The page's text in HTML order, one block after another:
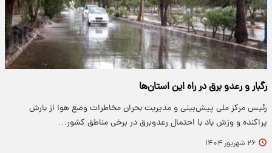
رگبار و رعدو برق در راه این استان‌ها
رئیس مرکز ملی پیش‌بینی و مدیریت بحران مخاطرات وضع هوا از بارش
پراکنده و وزش باد با احتمال رعدوبرق در برخی مناطق کشور…
۲۶ شهریور ۱۴۰۴